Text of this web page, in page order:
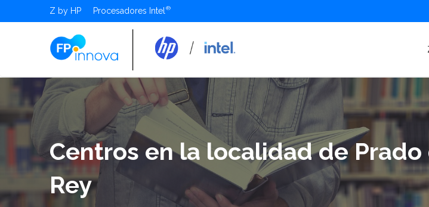
Z by HP Procesadores Intel
Centros en la localidad de Prado
Rey